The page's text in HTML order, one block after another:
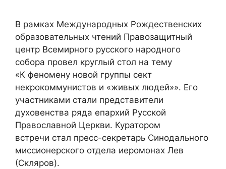
В рамках Международных Рождественских
образовательных чтений Правозащитный
центр Всемирного русского народного
собора провел круглый стол на тему
«К феномену новой группы сект
некрокоммунистов и «живых людей»». Его
участниками стали представители
духовенства ряда епархий Русской
Православной Церкви. Куратором
встречи стал пресс-секретарь Синодального
миссионерского отдела иеромонах Лев
(Скляров).